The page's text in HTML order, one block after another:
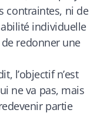
contraintes, ni de
individuelle
de redonner une
l’objectif n’est
ne va pas, mais
partie